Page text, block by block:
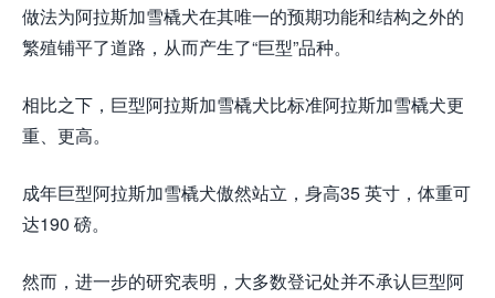
做法为阿拉斯加雪橇犬在其唯一的预期功能和结构之外的
繁殖铺平了道路，从而产生了“巨型”品种。
相比之下，巨型阿拉斯加雪橇犬比标准阿拉斯加雪橇犬更
重、更高。
成年巨型阿拉斯加雪橇犬傲然站立，身高35 英寸，体重可
达190 磅。
然而，进一步的研究表明，大多数登记处并不承认巨型阿